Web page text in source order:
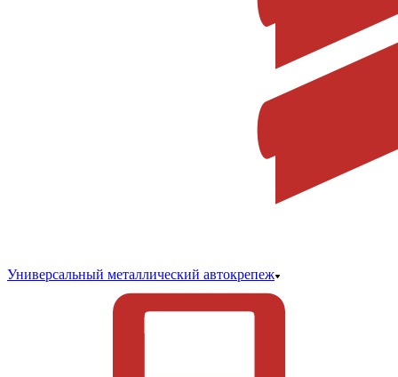
Универсальный металлический автокрепеж